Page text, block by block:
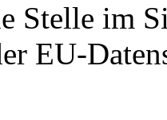
Stelle im
EU-